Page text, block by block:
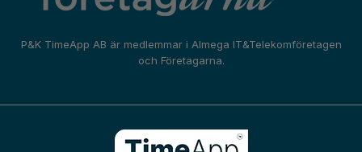
P&K TimeApp AB är medlemmar i Almega IT&Telekomföretagen
och Företagarna.